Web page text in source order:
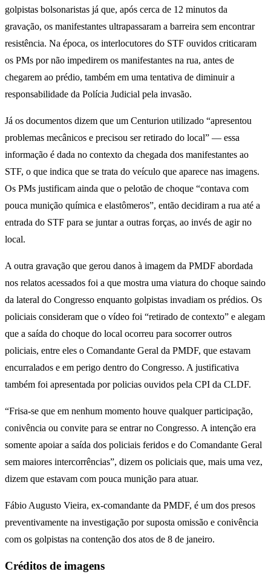
golpistas bolsonaristas já que, após cerca de 12 minutos da
gravação, os manifestantes ultrapassaram a barreira sem encontrar
resistência. Na época, os interlocutores do STF ouvidos criticaram
os PMs por não impedirem os manifestantes na rua, antes de
chegarem ao prédio, também em uma tentativa de diminuir a
responsabilidade da Polícia Judicial pela invasão.
Já os documentos dizem que um Centurion utilizado “apresentou
problemas mecânicos e precisou ser retirado do local” — essa
informação é dada no contexto da chegada dos manifestantes ao
STF, o que indica que se trata do veículo que aparece nas imagens.
Os PMs justificam ainda que o pelotão de choque “contava com
pouca munição química e elastômeros”, então decidiram a rua até a
entrada do STF para se juntar a outras forças, ao invés de agir no
local.
A outra gravação que gerou danos à imagem da PMDF abordada
nos relatos acessados foi a que mostra uma viatura do choque saindo
da lateral do Congresso enquanto golpistas invadiam os prédios. Os
policiais consideram que o vídeo foi “retirado de contexto” e alegam
que a saída do choque do local ocorreu para socorrer outros
policiais, entre eles o Comandante Geral da PMDF, que estavam
encurralados e em perigo dentro do Congresso. A justificativa
também foi apresentada por policias ouvidos pela CPI da CLDF.
“Frisa-se que em nenhum momento houve qualquer participação,
conivência ou convite para se entrar no Congresso. A intenção era
somente apoiar a saída dos policiais feridos e do Comandante Geral
sem maiores intercorrências”, dizem os policiais que, mais uma vez,
dizem que estavam com pouca munição para atuar.
Fábio Augusto Vieira, ex-comandante da PMDF, é um dos presos
preventivamente na investigação por suposta omissão e conivência
com os golpistas na contenção dos atos de 8 de janeiro.
Créditos de imagens